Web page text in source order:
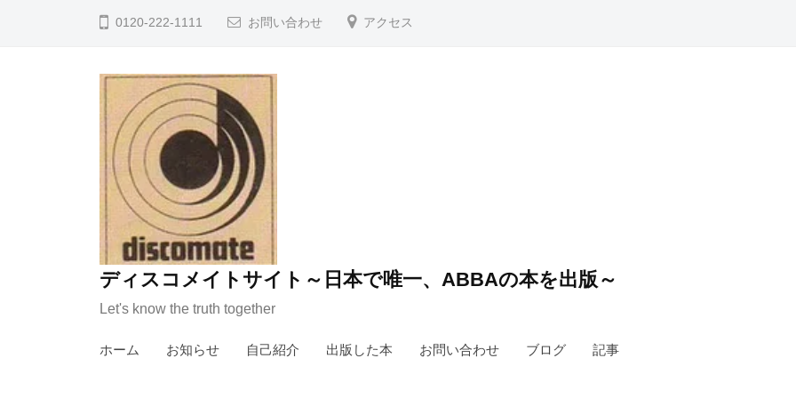
0120-222-1111 お問い合わせ アクセス
ディスコメイトサイト～日本で唯一、ABBAの本を出版～
Let's know the truth together
ホーム お知らせ 自己紹介 出版した本 お問い合わせ ブログ 記事